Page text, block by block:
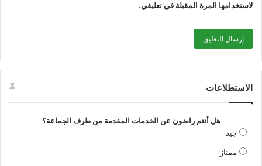
لاستخدامها المرة المقبلة في تعليقي.
الاستطلاعات
هل أنتم راضون عن الخدمات المقدمة من طرف الجماعة؟
جيد
ممتاز